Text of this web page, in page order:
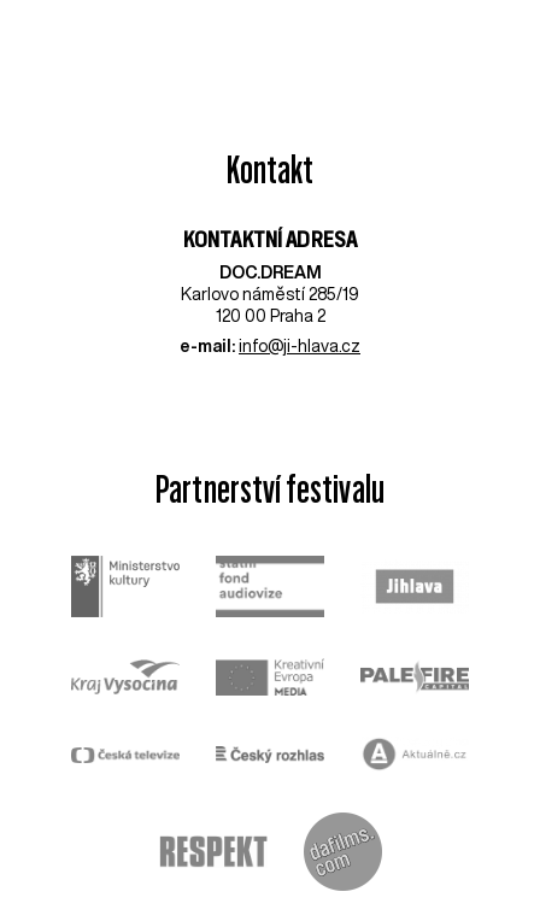
Kontakt
KONTAKTNÍ ADRESA
DOC.DREAM​
Karlovo náměstí 285/19
120 00 Praha 2
e-mail: info@ji-hlava.cz
Partnerství festivalu